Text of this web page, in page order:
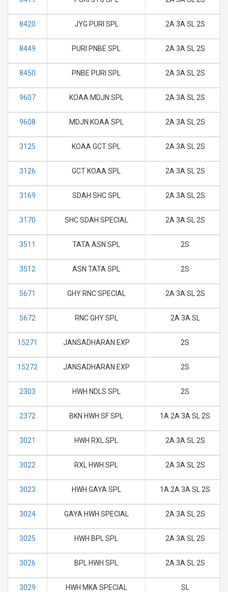
8420 JYG PURI SPL 2A 3A SL 2S
8449 PURI PNBE SPL 2A 3A SL 2S
8450 PNBE PURI SPL 2A 3A SL 2S
9607 KOAA MDJN SPL 2A 3A SL 2S
9608 MDJN KOAA SPL 2A 3A SL 2S
3125 KOAA GCT SPL 2A 3A SL 2S
3126 GCT KOAA SPL 2A 3A SL 2S
3169 SDAH SHC SPL 2A 3A SL 2S
3170 SHC SDAH SPECIAL 2A 3A SL 2S
3511 TATA ASN SPL 2S
3512 ASN TATA SPL 2S
5671 GHY RNC SPECIAL 2A 3A SL 2S
5672 RNC GHY SPL 2A 3A SL
15271 JANSADHARAN EXP 2S
15272 JANSADHARAN EXP 2S
2303 HWH NDLS SPL 2S
2372 BKN HWH SF SPL 1A 2A 3A SL 2S
3021 HWH RXL SPL 2A 3A SL 2S
3022 RXL HWH SPL 2A 3A SL 2S
3023 HWH GAYA SPL 1A 2A 3A SL 2S
3024 GAYA HWH SPECIAL 2A 3A SL 2S
3025 HWH BPL SPL 2A 3A SL 2S
3026 BPL HWH SPL 2A 3A SL 2S
3029 HWH MKA SPECIAL SL